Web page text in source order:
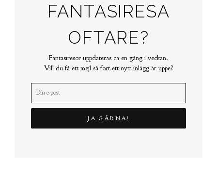
FANTASIRESA
OFTARE?
Fantasiresor uppdateras ca en gång i veckan.
Vill du få ett mejl så fort ett nytt inlägg är uppe?